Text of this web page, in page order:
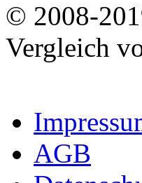
© 2008-
Vergleich
AGB